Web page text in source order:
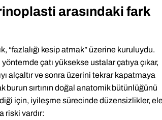
arasındaki fark
“fazlalığı kesip atmak” üzerine kuruluydu.
çatı yüksekse ustalar çatıya çıkar,
alçaltır ve sonra üzerini tekrar kapatmaya
burun sırtının doğal anatomik bütünlüğünü
için, iyileşme sürecinde düzensizlikler,
riski vardır: